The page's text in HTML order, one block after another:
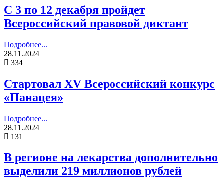
С 3 по 12 декабря пройдет
Всероссийский правовой диктант
Подробнее...
28.11.2024
334
Стартовал XV Всероссийский конкурс
«Панацея»
Подробнее...
28.11.2024
131
В регионе на лекарства дополнительно
выделили 219 миллионов рублей